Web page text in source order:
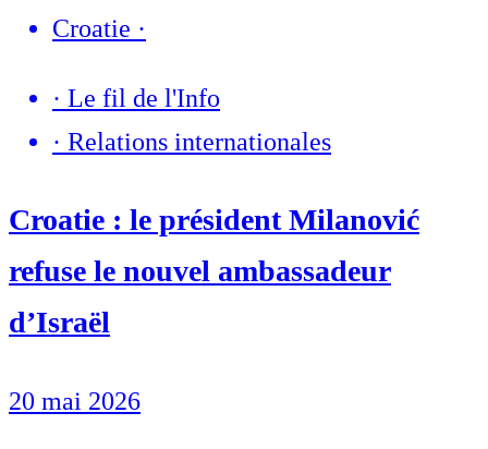
Croatie ·
· Le fil de l'Info
· Relations internationales
Croatie : le président Milanović
refuse le nouvel ambassadeur
d’Israël
20 mai 2026